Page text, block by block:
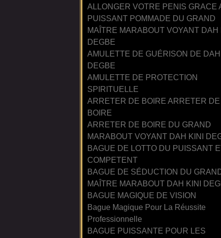
ALLONGER VOTRE PENIS GRACE
PUISSANT POMMADE DU GRAND
MAÎTRE MARABOUT VOYANT DAH
DEGBE
AMULETTE DE GUÉRISON DE DAH
DEGBE
AMULETTE DE PROTECTION
SPIRITUELLE
ARRETER DE BOIRE ARRETER DE
BOIRE
ARRETER DE BOIRE DU GRAND
MARABOUT VOYANT DAH KINI
BAGUE DE LOTTO DU PUISSANT
COMPETENT
BAGUE DE SÉDUCTION DU
MAÎTRE MARABOUT DAH KINI
BAGUE MAGIQUE DE VISION
Bague Magique Pour La Réussite
Professionnelle
BAGUE PUISSANTE POUR LES